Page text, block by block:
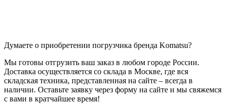
Думаете о приобретении погрузчика бренда Komatsu?
Мы готовы отгрузить ваш заказ в любом городе России.
Доставка осуществляется со склада в Москве, где вся
складская техника, представленная на сайте – всегда в
наличии. Оставьте заявку через форму на сайте и мы свяжемся
с вами в кратчайшее время!